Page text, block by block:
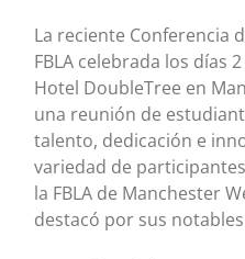
La reciente Conferencia
FBLA celebrada los días
Hotel DoubleTree en
una reunión de
talento, dedicación e
variedad de
la FBLA de Manchester
destacó por sus